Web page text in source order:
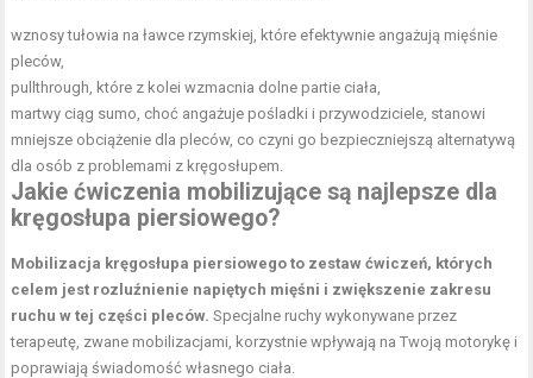
wznosy tułowia na ławce rzymskiej, które efektywnie angażują mięśnie
pleców,
pullthrough, które z kolei wzmacnia dolne partie ciała,
martwy ciąg sumo, choć angażuje pośladki i przywodziciele, stanowi
mniejsze obciążenie dla pleców, co czyni go bezpieczniejszą alternatywą
dla osób z problemami z kręgosłupem.
Jakie ćwiczenia mobilizujące są najlepsze dla
kręgosłupa piersiowego?
Mobilizacja kręgosłupa piersiowego to zestaw ćwiczeń, których
celem jest rozluźnienie napiętych mięśni i zwiększenie zakresu
ruchu w tej części pleców. Specjalne ruchy wykonywane przez
terapeutę, zwane mobilizacjami, korzystnie wpływają na Twoją motorykę i
poprawiają świadomość własnego ciała.